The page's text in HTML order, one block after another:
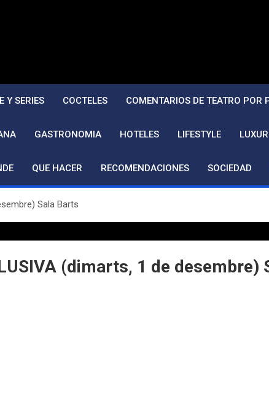
Y SERIES COCTELES COMENTARIOS DE TEATRO POR
GASTRONOMIA HOTELES LIFESTYLE
QUE HACER RECOMENDACIONES SOCIEDAD
Sala Barts
(dimarts, 1 de desembre)